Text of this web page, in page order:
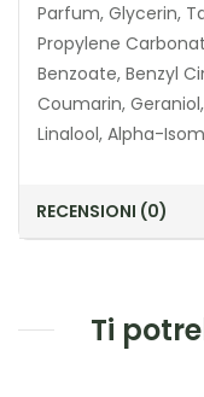
Parfum, Glycerin,
Propylene
Benzoate, Benzyl
Coumarin,
Linalool, Alpha-
RECENSIONI (0)
Ti